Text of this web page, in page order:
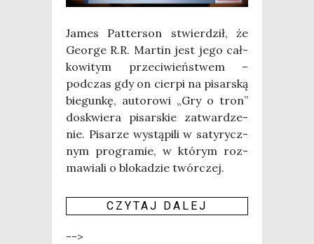
James Pat­ter­son stwier­dził, że
Geo­r­ge R.R. Mar­tin jest jego cał­
ko­wi­tym prze­ci­wień­stwem –
pod­czas gdy on cier­pi na pisar­ską
bie­gun­kę, auto­ro­wi „Gry o tron”
doskwie­ra pisar­skie zatwar­dze­
nie. Pisa­rze wystą­pi­li w saty­rycz­
nym pro­gra­mie, w któ­rym roz­
ma­wia­li o blo­ka­dzie twór­czej.
CZY­TAJ DALEJ
-->